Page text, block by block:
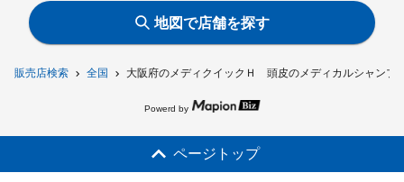
販売店検索 全国 大阪府のメディクイックＨ 頭皮のメディカルシャン
地図で店舗を探す
Powerd by
ページトップ